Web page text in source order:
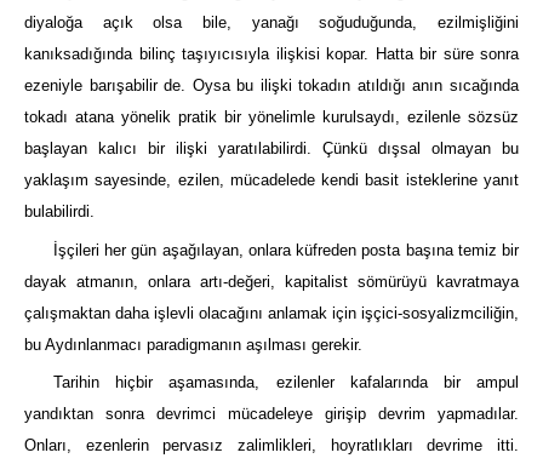
diyaloğa açık olsa bile, yanağı soğuduğunda, ezilmişliğini
kanıksadığında bilinç taşıyıcısıyla ilişkisi kopar. Hatta bir süre sonra
ezeniyle barışabilir de. Oysa bu ilişki tokadın atıldığı anın sıcağında
tokadı atana yönelik pratik bir yönelimle kurulsaydı, ezilenle sözsüz
başlayan kalıcı bir ilişki yaratılabilirdi. Çünkü dışsal olmayan bu
yaklaşım sayesinde, ezilen, mücadelede kendi basit isteklerine yanıt
bulabilirdi.
İşçileri her gün aşağılayan, onlara küfreden posta başına temiz bir
dayak atmanın, onlara artı-değeri, kapitalist sömürüyü kavratmaya
çalışmaktan daha işlevli olacağını anlamak için işçici-sosyalizmciliğin,
bu Aydınlanmacı paradigmanın aşılması gerekir.
Tarihin hiçbir aşamasında, ezilenler kafalarında bir ampul
yandıktan sonra devrimci mücadeleye girişip devrim yapmadılar.
Onları, ezenlerin pervasız zalimlikleri, hoyratlıkları devrime itti.